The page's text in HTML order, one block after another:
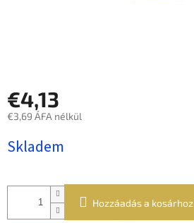
€4,13
€3,69 ÁFA nélkül
Skladem
Hozzáadás a kosárhoz